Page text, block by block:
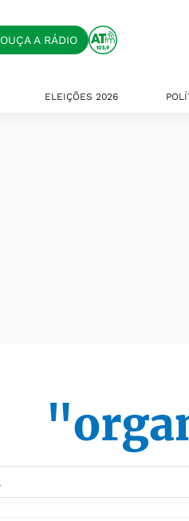
OUÇA A RÁDIO
ELEIÇÕES 2026